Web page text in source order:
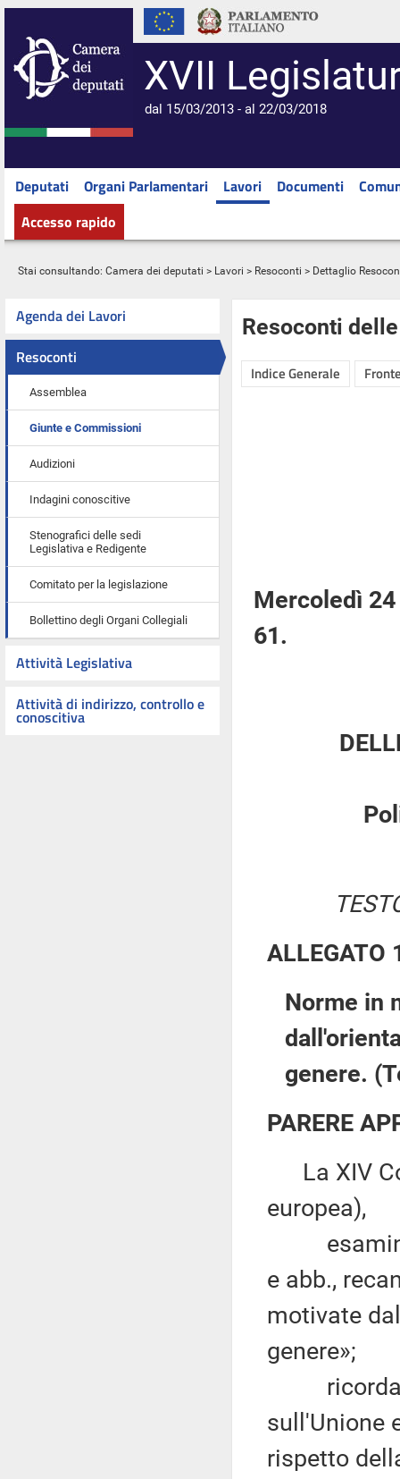
XVII
dal 15/03/2013 - al 22/03/2018
Deputati Organi Parlamentari Lavori Documenti
Accesso rapido
Stai consultando: Camera dei deputati > Lavori > Resoconti > Dettaglio
Agenda dei Lavori
Resoconti
Assemblea
Giunte e Commissioni
Audizioni
Indagini conoscitive
Stenografici delle sedi
Legislativa e Redigente
Comitato per la legislazione
Bollettino degli Organi Collegiali
Attività Legislativa
Attività di indirizzo, controllo e
conoscitiva
Resoconti
Indice Generale
Mercoledì
61.
ALLEGATO
Norme in
genere.
PARERE
La XIV
europea),
e abb.,
motivate
genere»;
ricordato
sull'Unione
rispetto